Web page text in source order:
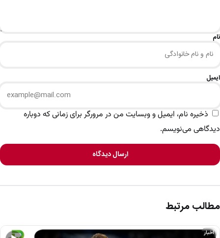
نام
ایمیل
ذخیره نام، ایمیل و وبسایت من در مرورگر برای زمانی که دوباره
دیدگاهی می‌نویسم.
ارسال دیدگاه
مطالب مرتبط
اخبار